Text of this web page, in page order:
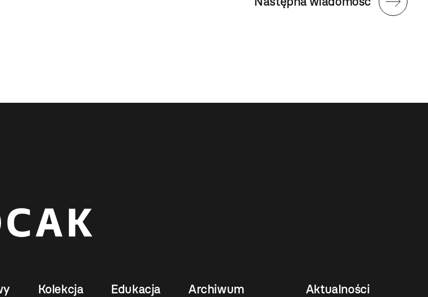
Kolekcja Edukacja Archiwum Aktualności